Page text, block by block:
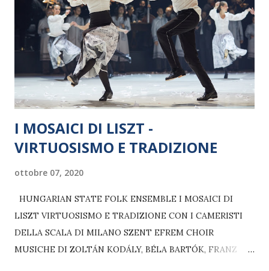
I MOSAICI DI LISZT -
VIRTUOSISMO E TRADIZIONE
ottobre 07, 2020
HUNGARIAN STATE FOLK ENSEMBLE I MOSAICI DI
LISZT VIRTUOSISMO E TRADIZIONE CON I CAMERISTI
DELLA SCALA DI MILANO SZENT EFREM CHOIR
MUSICHE DI ZOLTÁN KODÁLY, BÉLA BARTÓK, FRANZ